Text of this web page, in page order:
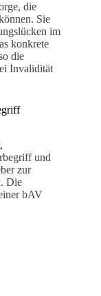
die
Sie
im
konkrete
die
Invalidität
und
zur
Die
bAV